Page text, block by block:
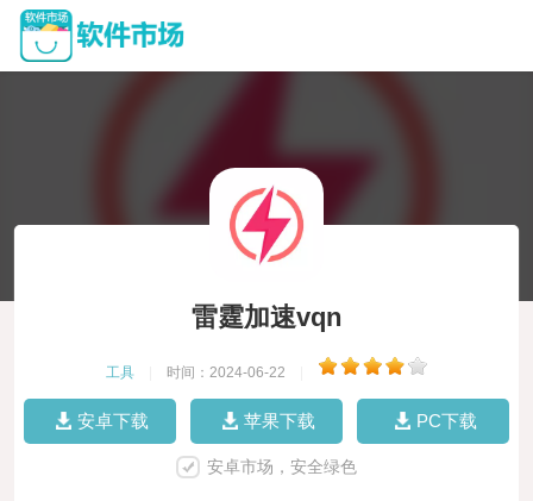
雷霆加速vqn
工具 时间：2024-06-22
安卓下载 苹果下载 PC下载
安卓市场，安全绿色